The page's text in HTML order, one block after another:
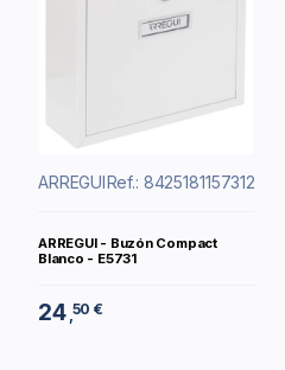
ARREGUIRef.: 8425181157312
ARREGUI - Buzón Compact
Blanco - E5731
24 ,50 €